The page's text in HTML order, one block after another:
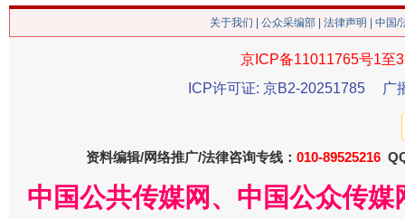
在谋一域中谋全局
今
关于我们 公众采编部 法律声明 | 中国
京ICP备11011765号1至
ICP许可证: 京B2-20251785
广
资料编辑/网络推广/法律咨询专线： 010-89525216
中国公共传媒网、中国公众传